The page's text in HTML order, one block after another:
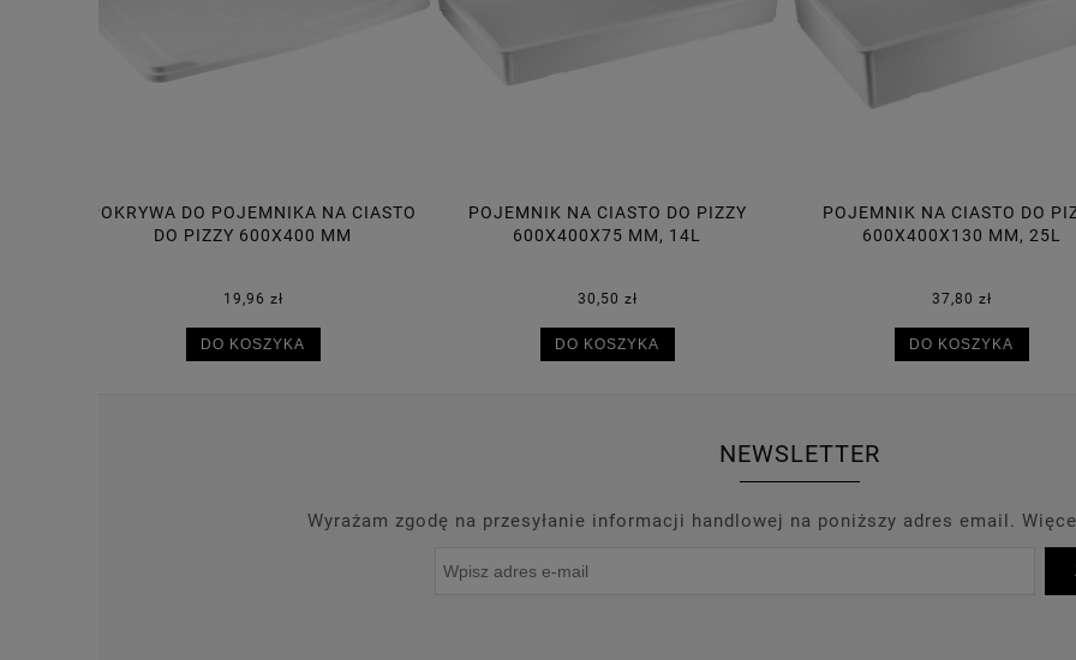
POJEMNIK NA CIASTO DO PIZZY
600X400X75 MM, 14L
30,50 zł
DO KOSZYKA
POJEMNIK NA CIASTO DO PIZZY
600X400X130 MM, 25L
37,80 zł
DO KOSZYKA
POJEMNIK NA CIASTO DO
600X400X95 MM, 18L
34,70 zł
DO KOSZYKA
NEWSLETTER
Wyrażam zgodę na przesyłanie informacji handlowej na poniższy adres email.